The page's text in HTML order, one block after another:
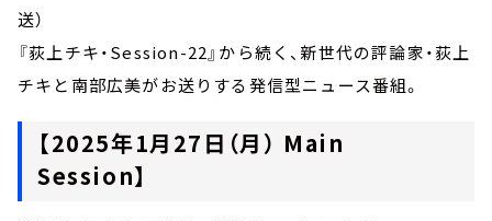
送）
『荻上チキ・Session-22』から続く、新世代の評論家・荻上
チキと南部広美がお送りする発信型ニュース番組。
【2025年1月27日（月） Main
Session】